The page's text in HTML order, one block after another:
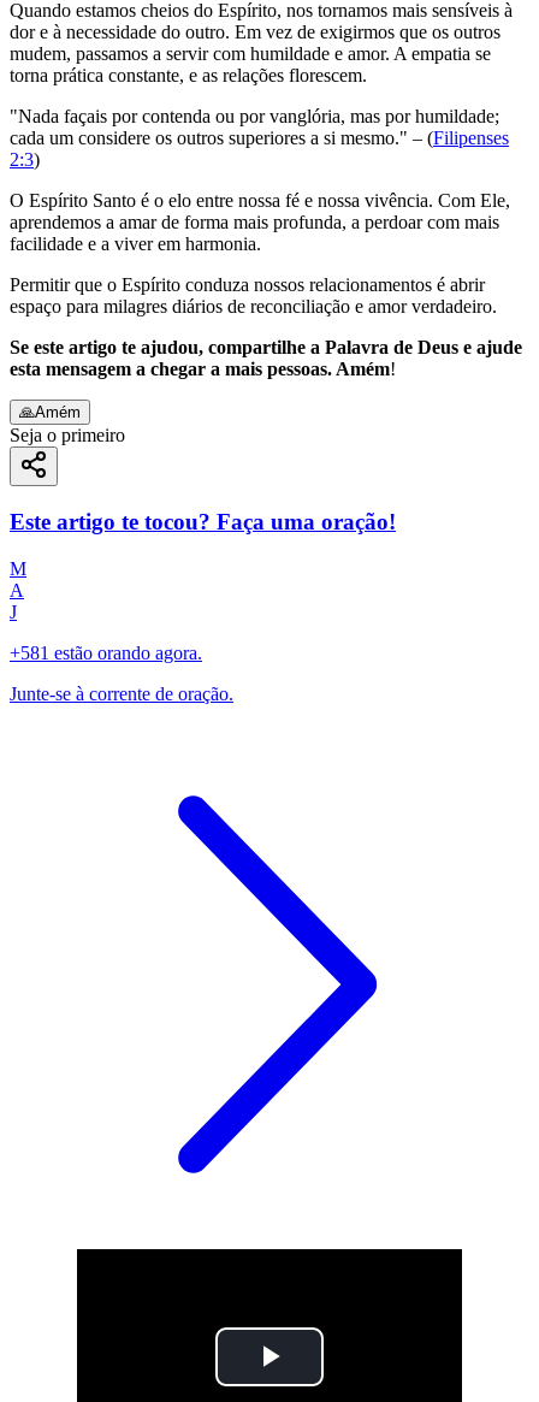
Quando estamos cheios do Espírito, nos tornamos mais sensíveis à
dor e à necessidade do outro. Em vez de exigirmos que os outros
mudem, passamos a servir com humildade e amor. A empatia se
torna prática constante, e as relações florescem.
"Nada façais por contenda ou por vanglória, mas por humildade;
cada um considere os outros superiores a si mesmo." – (Filipenses
2:3)
O Espírito Santo é o elo entre nossa fé e nossa vivência. Com Ele,
aprendemos a amar de forma mais profunda, a perdoar com mais
facilidade e a viver em harmonia.
Permitir que o Espírito conduza nossos relacionamentos é abrir
espaço para milagres diários de reconciliação e amor verdadeiro.
Se este artigo te ajudou, compartilhe a Palavra de Deus e ajude
esta mensagem a chegar a mais pessoas. Amém!
🙏Amém
Seja o primeiro
Este artigo te tocou? Faça uma oração!
M
A
J
+581 estão orando agora.
Junte-se à corrente de oração.